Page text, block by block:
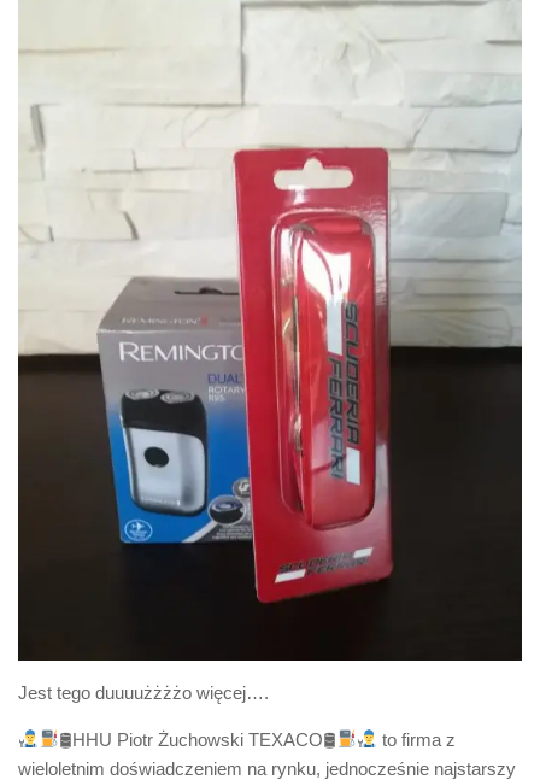
Jest tego duuuużżżżo więcej….
🛢HHU Piotr Żuchowski TEXACO🛢
to firma z
wieloletnim doświadczeniem na rynku, jednocześnie najstarszy